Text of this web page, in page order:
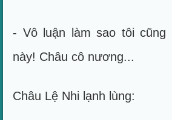
- Vô luận làm sao tôi cũng
này! Châu cô nương...
Châu Lệ Nhi lạnh lùng: